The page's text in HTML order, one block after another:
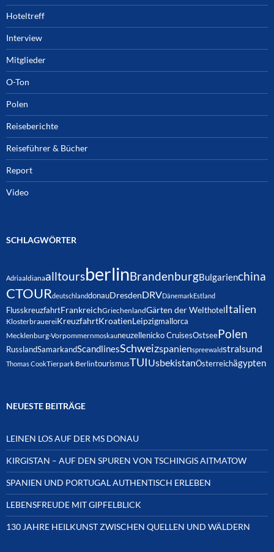
Hoteltreff
Interview
Mitglieder
O-Ton
Polen
Reiseberichte
Reiseführer & Bücher
Report
Video
SCHLAGWÖRTER
AdriaaldianaalltoursberlinBrandenburgBulgarienchina
CTOURdeutschlanddonauDresdenDRVDänemarkEstland
FlusskreuzfahrtFrankreichGriechenlandGärten der Welthotel Italien
KlosterbrauereiKreuzfahrtKroatienLeipzigmallorca
Mecklenburg-Vorpommernmoskauneuzellenicko CruisesOstseePolen
RusslandSamarkandScandlinesSchweizspanienspreewaldstralsund
Thomas CookTierpark BerlintourismusTUIUsbekistanÖsterreichägypten
NEUESTE BEITRÄGE
LEINEN LOS AUF DER MS DONAU
KIRGISTAN – AUF DEN SPUREN VON TSCHINGIS AITMATOW
SPANIEN UND PORTUGAL AUTHENTISCH ERLEBEN
LEBENSFREUDE MIT GIPFELBLICK
130 JAHRE HEILKUNST ZWISCHEN QUELLEN UND WÄLDERN